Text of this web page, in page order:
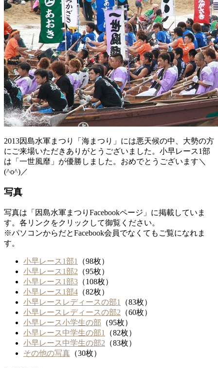
2013因島水軍まつり「海まつり」には悪天候の中、大勢の方
にご来場いただきありがとうございました。小早レース1部
は「一世風靡」が優勝しました。おめでとうございます＼
(^o^)／
写真
写真は「因島水軍まつりFacebookページ」に掲載していま
す。各リンクをクリックして御覧ください。
※パソコンからだとFacebook会員でなくてもご覧になれま
す。
小早レース1部1
（98枚）
小早レース1部2 （95枚）
小早レース1部3 （108枚）
小早レース1部4 （82枚）
小早レースレディースの部1
（83枚）
小早レースレディースの部2 （60枚）
小早レース小学生の部 （95枚）
小早レース中学生の部1
（82枚）
小早レース中学生の部2 （83枚）
その他の写真 （30枚）